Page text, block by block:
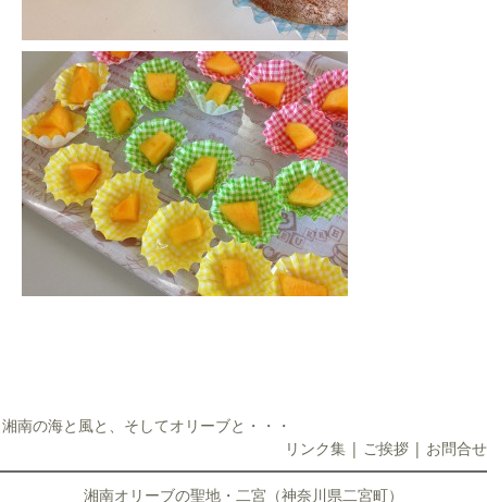
湘南の海と風と、そしてオリーブと・・・
リンク集 | ご挨拶 | お問合せ
湘南オリーブの聖地・二宮（神奈川県二宮町）